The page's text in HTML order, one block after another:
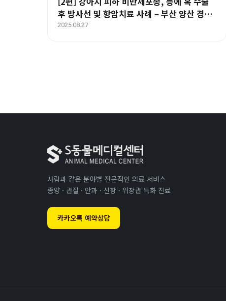
후 방사선 및 항암치료 사례 – 부산 양산 경상
도 종양 전문 에스동물암센터
2025.08.27
사람과 같은 분야별 전문적인 의료 서비스
종양 · 관절 · 안과 · 신장 · 위장관 특화 진료
카카오톡 예약상담